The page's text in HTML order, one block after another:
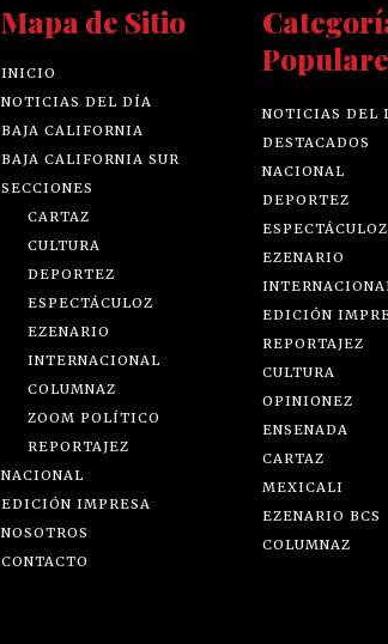
Mapa de Sitio
INICIO
NOTICIAS DEL DÍA
BAJA CALIFORNIA
BAJA CALIFORNIA SUR
SECCIONES
CARTAZ
CULTURA
DEPORTEZ
ESPECTÁCULOZ
EZENARIO
INTERNACIONAL
COLUMNAZ
ZOOM POLÍTICO
REPORTAJEZ
NACIONAL
EDICIÓN IMPRESA
NOSOTROS
CONTACTO
NOTICIAS DEL
DESTACADOS
NACIONAL
DEPORTEZ
ESPECTÁCULOZ
EZENARIO
EDICIÓN
REPORTAJEZ
CULTURA
OPINIONEZ
ENSENADA
CARTAZ
MEXICALI
EZENARIO BCS
COLUMNAZ